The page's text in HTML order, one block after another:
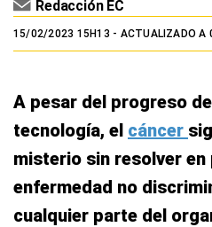
Redacción EC
15/02/2023 15H13 - ACTUALIZADO
A pesar del progreso
tecnología, el cáncer
misterio sin resolver en
enfermedad no
cualquier parte del